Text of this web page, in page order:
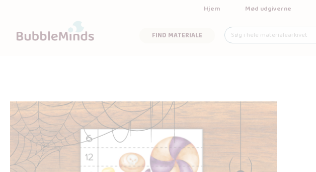
Hjem Mød udgiverne
FIND MATERIALE